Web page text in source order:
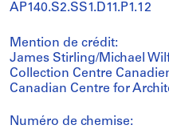
AP140.S2.SS1.D11.P1.12
Mention de crédit:
James Stirling/Michael
Collection Centre
Canadian Centre for
Numéro de chemise: